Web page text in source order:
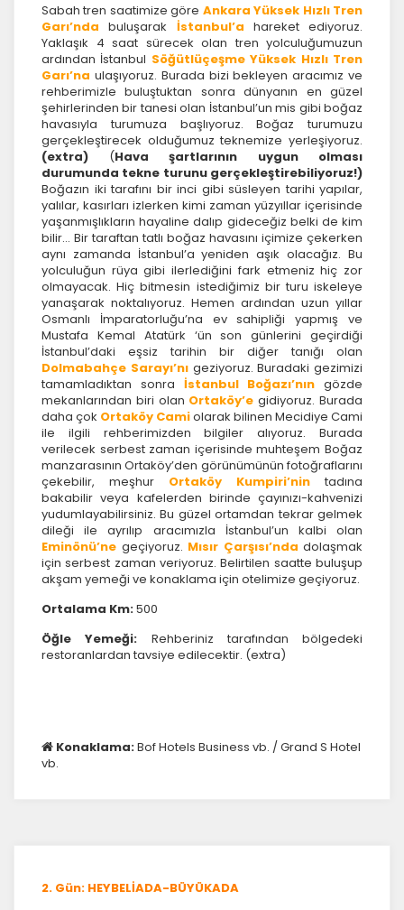
Sabah tren saatimize göre Ankara Yüksek Hızlı Tren
Garı’nda buluşarak İstanbul’a hareket ediyoruz.
Yaklaşık 4 saat sürecek olan tren yolculuğumuzun
ardından İstanbul Söğütlüçeşme Yüksek Hızlı Tren
Garı’na ulaşıyoruz. Burada bizi bekleyen aracımız ve
rehberimizle buluştuktan sonra dünyanın en güzel
şehirlerinden bir tanesi olan İstanbul’un mis gibi boğaz
havasıyla turumuza başlıyoruz. Boğaz turumuzu
gerçekleştirecek olduğumuz teknemize yerleşiyoruz.
(extra) (Hava şartlarının uygun olması
durumunda tekne turunu gerçekleştirebiliyoruz!)
Boğazın iki tarafını bir inci gibi süsleyen tarihi yapılar,
yalılar, kasırları izlerken kimi zaman yüzyıllar içerisinde
yaşanmışlıkların hayaline dalıp gideceğiz belki de kim
bilir… Bir taraftan tatlı boğaz havasını içimize çekerken
aynı zamanda İstanbul’a yeniden aşık olacağız. Bu
yolculuğun rüya gibi ilerlediğini fark etmeniz hiç zor
olmayacak. Hiç bitmesin istediğimiz bir turu iskeleye
yanaşarak noktalıyoruz. Hemen ardından uzun yıllar
Osmanlı İmparatorluğu’na ev sahipliği yapmış ve
Mustafa Kemal Atatürk ‘ün son günlerini geçirdiği
İstanbul’daki eşsiz tarihin bir diğer tanığı olan
Dolmabahçe Sarayı’nıgeziyoruz. Buradaki gezimizi
tamamladıktan sonra İstanbul Boğazı’nın gözde
mekanlarından biri olan Ortaköy’egidiyoruz. Burada
daha çok Ortaköy Camiolarak bilinen Mecidiye Cami
ile ilgili rehberimizden bilgiler alıyoruz. Burada
verilecek serbest zaman içerisinde muhteşem Boğaz
manzarasının Ortaköy’den görünümünün fotoğraflarını
çekebilir, meşhur Ortaköy Kumpiri’nin tadına
bakabilir veya kafelerden birinde çayınızı-kahvenizi
yudumlayabilirsiniz. Bu güzel ortamdan tekrar gelmek
dileği ile ayrılıp aracımızla İstanbul’un kalbi olan
Eminönü’ne geçiyoruz. Mısır Çarşısı’nda dolaşmak
için serbest zaman veriyoruz. Belirtilen saatte buluşup
akşam yemeği ve konaklama için otelimize geçiyoruz.
Ortalama Km:500
Öğle Yemeği: Rehberiniz tarafından bölgedeki
restoranlardan tavsiye edilecektir. (extra)
Konaklama:Bof Hotels Business vb. / Grand S Hotel
vb.
2. Gün: HEYBELİADA-BÜYÜKADA